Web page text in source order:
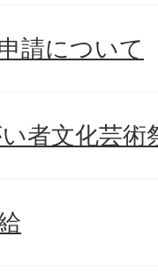
請について
者文化芸術